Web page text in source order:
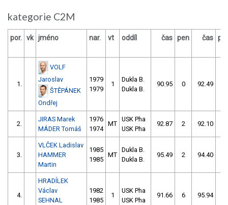
kategorie C2M
por. vk jméno nar. vt oddíl čas pen čas
1.
VOLF
Jaroslav
ŠTĚPÁNEK
Ondřej
1979
1979
1
Dukla B.
Dukla B.
90.95 0 92.49
2.
JIRAS Marek
MÁDER Tomáš
1976
1974
MT
USK Pha
USK Pha
92.87 2 92.10
3.
VLČEK Ladislav
HAMMER
Martin
1985
1985
MT
Dukla B.
Dukla B.
95.49 2 94.40
4.
HRADÍLEK
Václav
SEHNAL
1982
1985
1
USK Pha
USK Pha
91.66 6 95.94